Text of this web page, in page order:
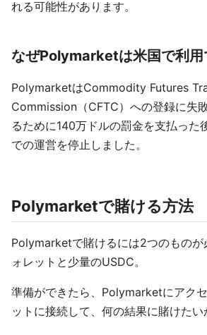
れる可能性があります。
なぜPolymarketは米国で利用
PolymarketはCommodity Futures
Commission（CFTC）への登録に失
るために140万ドルの罰金を支払った
での運営を停止しました。
Polymarketで賭ける方法
Polymarketで賭けるには2つのもの
ォレットと少量のUSDC。
準備ができたら、Polymarketにアク
ットに接続して、何の結果に賭けたい